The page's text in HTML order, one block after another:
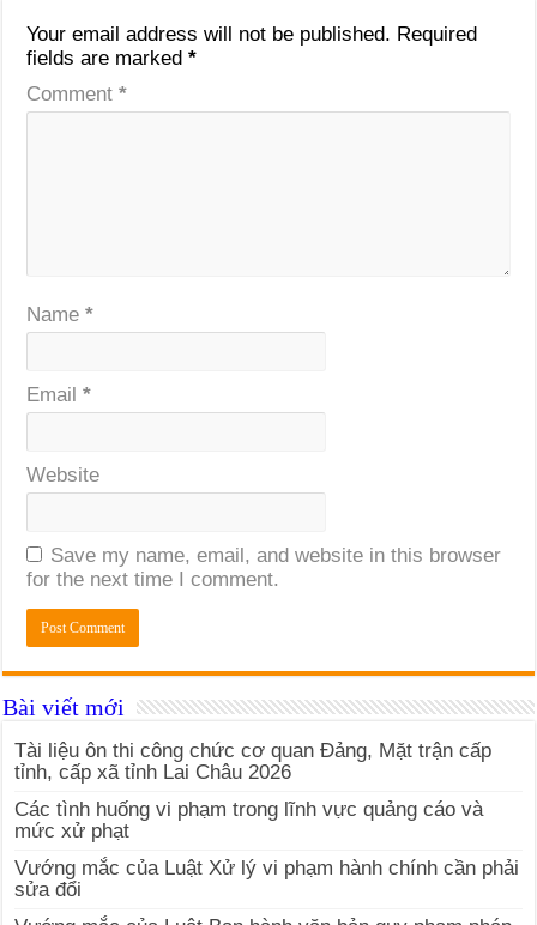
Your email address will not be published. Required
fields are marked*
Comment*
Name*
Email*
Website
Save my name, email, and website in this browser
for the next time I comment.
Bài viết mới
Tài liệu ôn thi công chức cơ quan Đảng, Mặt trận cấp
tỉnh, cấp xã tỉnh Lai Châu 2026
Các tình huống vi phạm trong lĩnh vực quảng cáo và
mức xử phạt
Vướng mắc của Luật Xử lý vi phạm hành chính cần phải
sửa đổi